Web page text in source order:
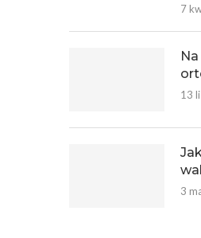
7
13
3